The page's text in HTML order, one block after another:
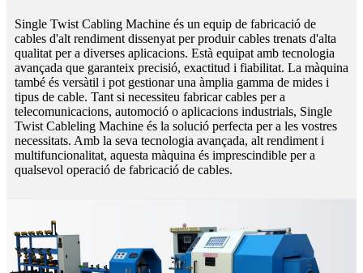
Single Twist Cabling Machine és un equip de fabricació de
cables d'alt rendiment dissenyat per produir cables trenats d'alta
qualitat per a diverses aplicacions. Està equipat amb tecnologia
avançada que garanteix precisió, exactitud i fiabilitat. La màquina
també és versàtil i pot gestionar una àmplia gamma de mides i
tipus de cable. Tant si necessiteu fabricar cables per a
telecomunicacions, automoció o aplicacions industrials, Single
Twist Cableling Machine és la solució perfecta per a les vostres
necessitats. Amb la seva tecnologia avançada, alt rendiment i
multifuncionalitat, aquesta màquina és imprescindible per a
qualsevol operació de fabricació de cables.